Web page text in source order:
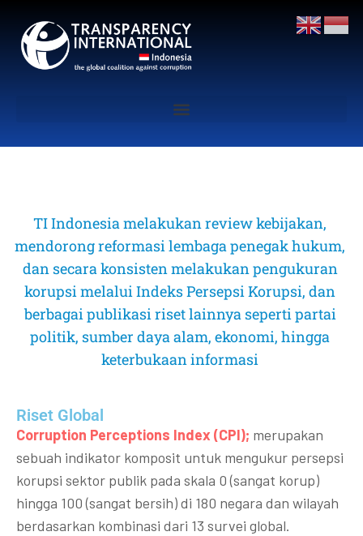
TI Indonesia melakukan review kebijakan,
mendorong reformasi lembaga penegak hukum,
dan secara konsisten melakukan pengukuran
korupsi melalui Indeks Persepsi Korupsi, dan
berbagai publikasi riset lainnya seperti partai
politik, sumber daya alam, ekonomi, hingga
keterbukaan informasi
Riset Global​
Corruption Perceptions Index (CPI); merupakan
sebuah indikator komposit untuk mengukur persepsi
korupsi sektor publik pada skala 0 (sangat korup)
hingga 100 (sangat bersih) di 180 negara dan wilayah
berdasarkan kombinasi dari 13 survei global.